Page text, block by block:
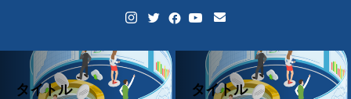
タイトル タイトル